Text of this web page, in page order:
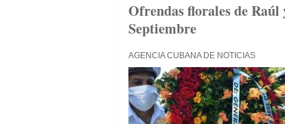
Ofrendas florales de
Septiembre
AGENCIA CUBANA DE NOTICIAS